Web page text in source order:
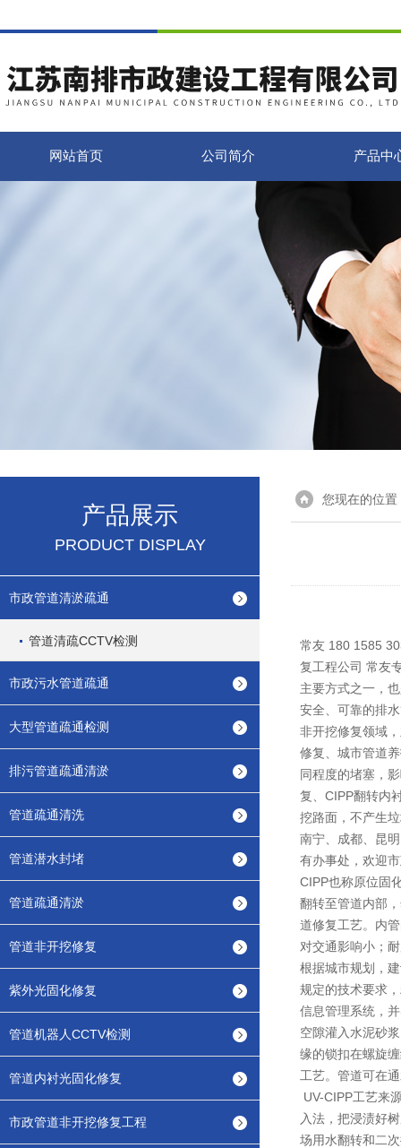
网站首页 公司简介 产品中
产品展示
PRODUCT DISPLAY
市政管道清淤疏通
管道清疏CCTV检测
市政污水管道疏通
大型管道疏通检测
排污管道疏通清淤
管道疏通清洗
管道潜水封堵
管道疏通清淤
管道非开挖修复
紫外光固化修复
管道机器人CCTV检测
管道内衬光固化修复
市政管道非开挖修复工程
您现在的位置
常友 180 1585
复工程公司 常友
主要方式之一，
安全、可靠的排
非开挖修复领域
修复、城市管道
同程度的堵塞，
复、CIPP翻转内
挖路面，不产生
南宁、成都、昆
有办事处，欢迎
CIPP也称原位固
翻转至管道内部
道修复工艺。内
对交通影响小；
根据城市规划，
规定的技术要求
信息管理系统，
空隙灌入水泥砂
缘的锁扣在螺旋
工艺。管道可在
UV-CIPP工艺来
入法，把浸渍好
场用水翻转和二